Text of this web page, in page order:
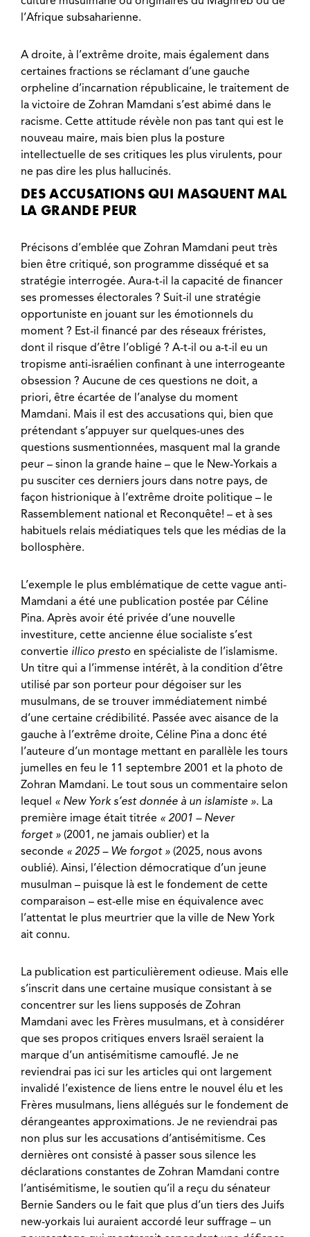
l’Afrique subsaharienne.
A droite, à l’extrême droite, mais également dans
certaines fractions se réclamant d’une gauche
orpheline d’incarnation républicaine, le traitement de
la victoire de Zohran Mamdani s’est abimé dans le
racisme. Cette attitude révèle non pas tant qui est le
nouveau maire, mais bien plus la posture
intellectuelle de ses critiques les plus virulents, pour
ne pas dire les plus hallucinés.
DES ACCUSATIONS QUI MASQUENT MAL
LA GRANDE PEUR
Précisons d’emblée que Zohran Mamdani peut très
bien être critiqué, son programme disséqué et sa
stratégie interrogée. Aura-t-il la capacité de financer
ses promesses électorales ? Suit-il une stratégie
opportuniste en jouant sur les émotionnels du
moment ? Est-il financé par des réseaux fréristes,
dont il risque d’être l’obligé ? A-t-il ou a-t-il eu un
tropisme anti-israélien confinant à une interrogeante
obsession ? Aucune de ces questions ne doit, a
priori, être écartée de l’analyse du moment
Mamdani. Mais il est des accusations qui, bien que
prétendant s’appuyer sur quelques-unes des
questions susmentionnées, masquent mal la grande
peur – sinon la grande haine – que le New-Yorkais a
pu susciter ces derniers jours dans notre pays, de
façon histrionique à l’extrême droite politique – le
Rassemblement national et Reconquête! – et à ses
habituels relais médiatiques tels que les médias de la
bollosphère.
L’exemple le plus emblématique de cette vague anti-
Mamdani a été une publication postée par Céline
Pina. Après avoir été privée d’une nouvelle
investiture, cette ancienne élue socialiste s’est
convertie illico presto en spécialiste de l’islamisme.
Un titre qui a l’immense intérêt, à la condition d’être
utilisé par son porteur pour dégoiser sur les
musulmans, de se trouver immédiatement nimbé
d’une certaine crédibilité. Passée avec aisance de la
gauche à l’extrême droite, Céline Pina a donc été
l’auteure d’un montage mettant en parallèle les tours
jumelles en feu le 11 septembre 2001 et la photo de
Zohran Mamdani. Le tout sous un commentaire selon
lequel « New York s’est donnée à un islamiste ». La
première image était titrée « 2001 – Never
forget » (2001, ne jamais oublier) et la
seconde « 2025 – We forgot » (2025, nous avons
oublié). Ainsi, l’élection démocratique d’un jeune
musulman – puisque là est le fondement de cette
comparaison – est-elle mise en équivalence avec
l’attentat le plus meurtrier que la ville de New York
ait connu.
La publication est particulièrement odieuse. Mais elle
s’inscrit dans une certaine musique consistant à se
concentrer sur les liens supposés de Zohran
Mamdani avec les Frères musulmans, et à considérer
que ses propos critiques envers Israël seraient la
marque d’un antisémitisme camouflé. Je ne
reviendrai pas ici sur les articles qui ont largement
invalidé l’existence de liens entre le nouvel élu et les
Frères musulmans, liens allégués sur le fondement de
dérangeantes approximations. Je ne reviendrai pas
non plus sur les accusations d’antisémitisme. Ces
dernières ont consisté à passer sous silence les
déclarations constantes de Zohran Mamdani contre
l’antisémitisme, le soutien qu’il a reçu du sénateur
Bernie Sanders ou le fait que plus d’un tiers des Juifs
new-yorkais lui auraient accordé leur suffrage – un